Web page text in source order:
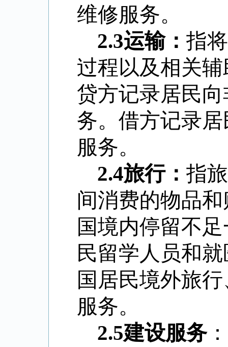
维修服务。
2.3运输： 指
过程以及相关
贷方记录居民
务。借方记录
服务。
2.4旅行： 指
间消费的物品
国境内停留不
民留学人员和
国居民境外旅
服务。
2.5建设服务